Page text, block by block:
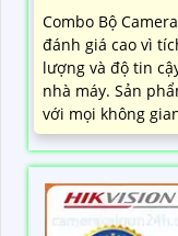
Combo Bộ
đánh giá cao vì
lượng và độ tin
nhà máy. Sản
với mọi không